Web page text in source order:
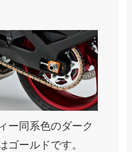
ー同系色のダーク
ゴールドです。